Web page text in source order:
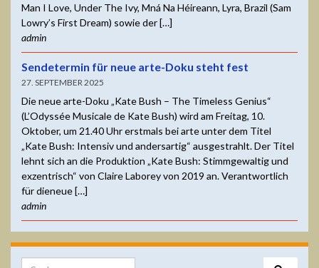
Man I Love, Under The Ivy, Mná Na Héireann, Lyra, Brazil (Sam
Lowry’s First Dream) sowie der […]
admin
Sendetermin für neue arte-Doku steht fest
27. SEPTEMBER 2025
Die neue arte-Doku „Kate Bush – The Timeless Genius“
(L’Odyssée Musicale de Kate Bush) wird am Freitag, 10.
Oktober, um 21.40 Uhr erstmals bei arte unter dem Titel
„Kate Bush: Intensiv und andersartig“ ausgestrahlt. Der Titel
lehnt sich an die Produktion „Kate Bush: Stimmgewaltig und
exzentrisch“ von Claire Laborey von 2019 an. Verantwortlich
für dieneue […]
admin
Search for: